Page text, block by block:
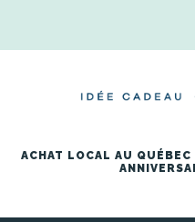
ACHAT LOCAL AU